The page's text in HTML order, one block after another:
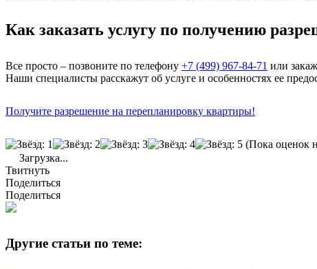
Как заказать услугу по получению
Все просто – позвоните по телефону +7 (499) 967-84-71 или
Наши специалисты расскажут об услуге и особенностях ее
Получите разрешение на перепланировку квартиры!
(Пока оценок
Загрузка...
Твитнуть
Поделиться
Поделиться
Другие статьи по теме: